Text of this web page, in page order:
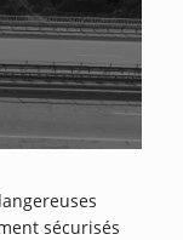
2 3 4 5 6
sécurisés